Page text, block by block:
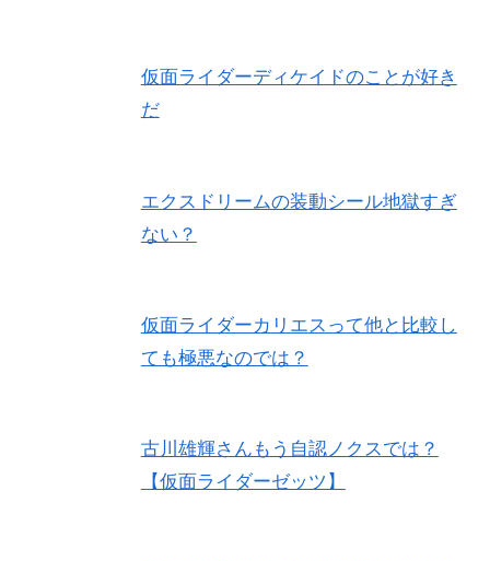
仮面ライダーディケイドのことが好き
だ
エクスドリームの装動シール地獄すぎ
ない？
仮面ライダーカリエスって他と比較し
ても極悪なのでは？
古川雄輝さんもう自認ノクスでは？
【仮面ライダーゼッツ】